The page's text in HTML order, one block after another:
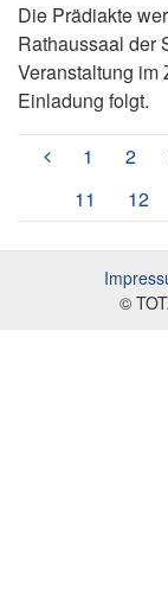
Die Prädiakte
Rathaussaal der
Veranstaltung im
Einladung folgt.
1 2
11
12
©